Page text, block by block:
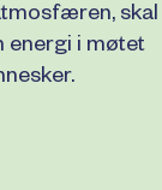
skal
energi i møtet